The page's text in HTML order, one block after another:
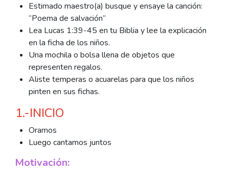
Estimado maestro(a) busque y ensaye la canción:
“Poema de salvación”
Lea Lucas 1:39-45 en tu Biblia y lee la explicación
en la ficha de los niños.
Una mochila o bolsa llena de objetos que
representen regalos.
Aliste temperas o acuarelas para que los niños
pinten en sus fichas.
1.-INICIO
Oramos
Luego cantamos juntos
Motivación: